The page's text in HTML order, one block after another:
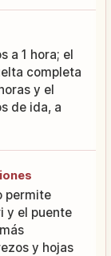
a 1 hora; el
completa
y el
de ida, a
permite
y el puente
y hojas